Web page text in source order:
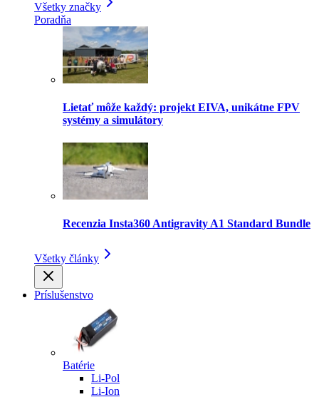
Všetky značky
Poradňa
Lietať môže každý: projekt EIVA, unikátne FPV
systémy a simulátory
Recenzia Insta360 Antigravity A1 Standard Bundle
Všetky články
Príslušenstvo
Batérie
Li-Pol
Li-Ion